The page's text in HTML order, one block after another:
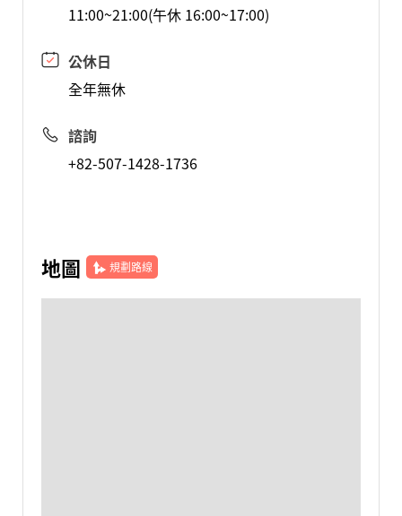
11:00~21:00(午休 16:00~17:00)
公休日
全年無休
諮詢
+82-507-1428-1736
地圖 規劃路線